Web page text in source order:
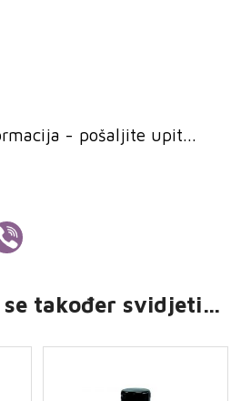
- pošaljite upit...
se također svidjeti…